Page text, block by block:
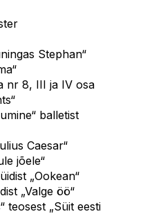
Stephan“
nr 8, III ja IV osa
balletist
Caesar“
jõele“
„Ookean“
„Valge öö“
teosest „Süit eesti